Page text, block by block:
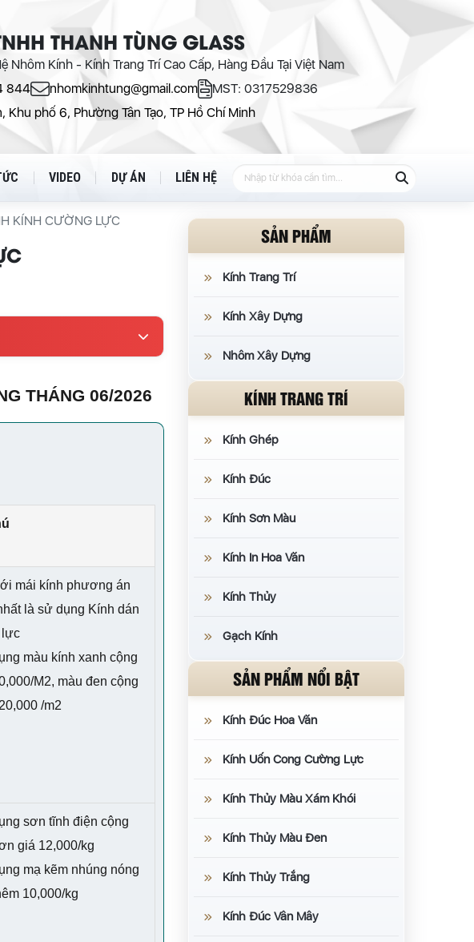
THANH TÙNG GLASS
Nhôm Kính - Kính Trang Trí Cao Cấp, Hàng Đầu Tại Việt Nam
844 nhomkinhtung@gmail.com
MST: 0317529836
Khu phố 6, Phường Tân Tạo, TP Hồ Chí Minh
VIDEO DỰ ÁN LIÊN HỆ
KÍNH CƯỜNG LỰC
THÁNG 06/2026
mái kính phương án
là sử dụng Kính dán
màu kính xanh cộng
M2, màu đen cộng
/m2
sơn tĩnh điện cộng
giá 12,000/kg
mạ kẽm nhúng nóng
10,000/kg
SẢN PHẨM
Kính Trang Trí
Kính Xây Dựng
Nhôm Xây Dựng
KÍNH TRANG TRÍ
Kính Ghép
Kính Đúc
Kính Sơn Màu
Kính In Hoa Văn
Kính Thủy
Gạch Kính
SẢN PHẨM NỔI BẬT
Kính Đúc Hoa Văn
Kính Uốn Cong Cường Lực
Kính Thủy Màu Xám Khói
Kính Thủy Màu Đen
Kính Thủy Trắng
Kính Đúc Vân Mây